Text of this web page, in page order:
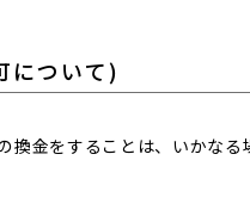
について)
換金をすることは、いかなる